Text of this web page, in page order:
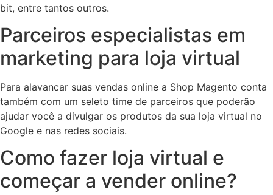
bit, entre tantos outros.
Parceiros especialistas em
marketing para loja virtual
Para alavancar suas vendas online a Shop Magento conta
também com um seleto time de parceiros que poderão
ajudar você a divulgar os produtos da sua loja virtual no
Google e nas redes sociais.
Como fazer loja virtual e
começar a vender online?